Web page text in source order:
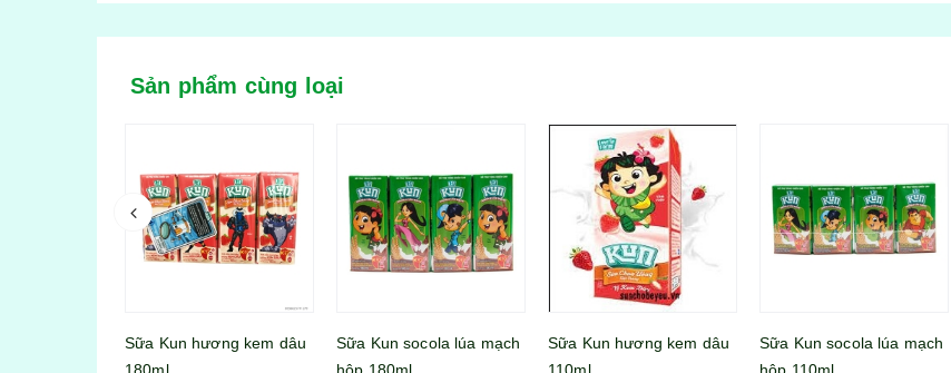
Sản phẩm cùng loại
Sữa Kun socola lúa mạch
Sữa Kun hương kem dâu
Sữa Kun socola lúa mạch